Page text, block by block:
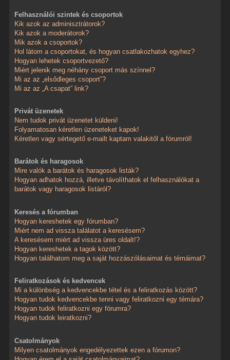
Felhasználói szintek és csoportok
Kik azok az adminisztrátorok?
Kik azok a moderátorok?
Mik azok a csoportok?
Hol látom a csoportokat, és hogyan csatlakozhatok egyhez?
Hogyan lehetek csoportvezető?
Miért jelenik meg néhány csoport más színnel?
Mi az az „elsődleges csoport”?
Mi az az „A csapat” link?
Privát üzenetek
Nem tudok privát üzenetet küldeni!
Folyamatosan kéretlen üzeneteket kapok!
Kéretlen vagy sértegető e-mailt kaptam valakitől a fórumról!
Barátok és haragosok
Mire valók a barátok és haragosok listák?
Hogyan adhatok hozzá, illetve távolíthatok el felhasználókat a
barátok vagy haragosok listáról?
Keresés a fórumban
Hogyan kereshetek egy fórumban?
Miért nem ad vissza találatot a keresésem?
A keresésem miért ad vissza üres oldalt!?
Hogyan kereshetek a tagok között?
Hogyan találhatom meg a saját hozzászólásaimat és témáimat?
Feliratkozások és kedvencek
Mi a különbség a kedvencekbe tétel és a feliratkozás között?
Hogyan tudok kedvencekbe tenni vagy feliratkozni egy témára?
Hogyan tudok feliratkozni egy fórumra?
Hogyan tudok leiratkozni?
Csatolmányok
Milyen csatolmányok engedélyezettek ezen a fórumon?